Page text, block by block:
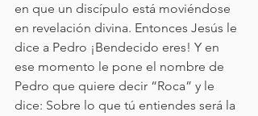
en que un discípulo está moviéndose
en revelación divina. Entonces Jesús le
dice a Pedro ¡Bendecido eres! Y en
ese momento le pone el nombre de
Pedro que quiere decir “Roca” y le
dice: Sobre lo que tú entiendes será la